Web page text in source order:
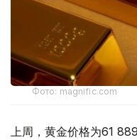
Фото: magnific.com
上周，黄金价格为61